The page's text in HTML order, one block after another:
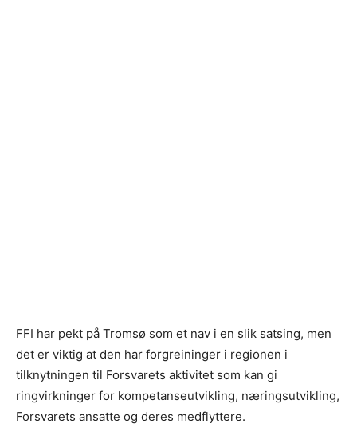
FFI har pekt på Tromsø som et nav i en slik satsing, men
det er viktig at den har forgreininger i regionen i
tilknytningen til Forsvarets aktivitet som kan gi
ringvirkninger for kompetanseutvikling, næringsutvikling,
Forsvarets ansatte og deres medflyttere.